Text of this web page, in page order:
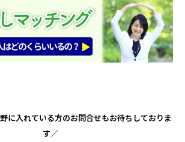
に入れている方のお問合せもお待ちしておりま
す／